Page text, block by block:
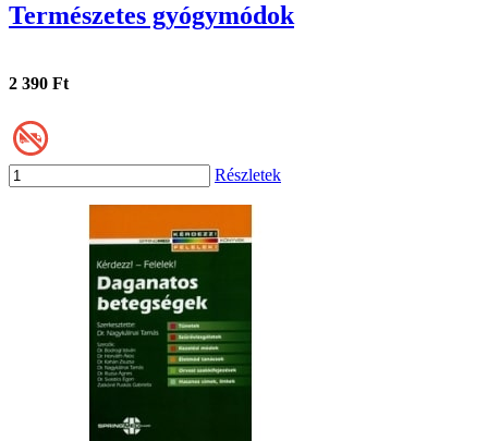
Természetes gyógymódok
2 390 Ft
Részletek